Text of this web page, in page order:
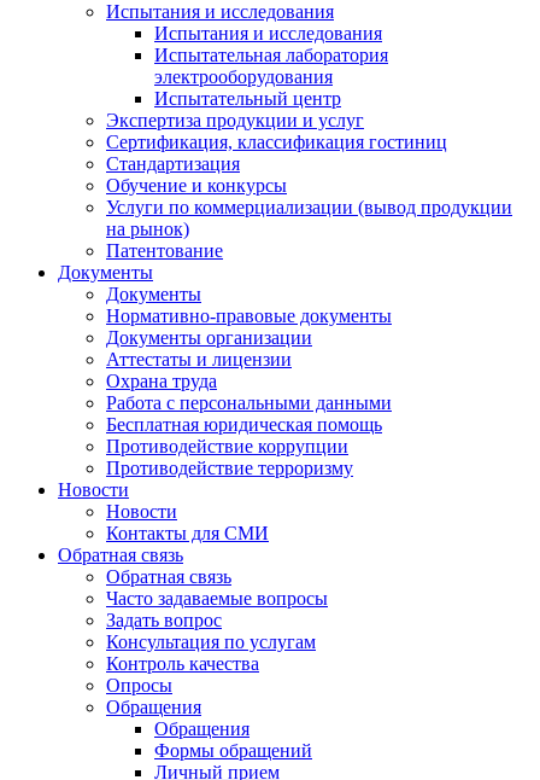
Испытания и исследования
Испытания и исследования
Испытательная лаборатория
электрооборудования
Испытательный центр
Экспертиза продукции и услуг
Сертификация, классификация гостиниц
Стандартизация
Обучение и конкурсы
Услуги по коммерциализации (вывод продукции
на рынок)
Патентование
Документы
Документы
Нормативно-правовые документы
Документы организации
Аттестаты и лицензии
Охрана труда
Работа с персональными данными
Бесплатная юридическая помощь
Противодействие коррупции
Противодействие терроризму
Новости
Новости
Контакты для СМИ
Обратная связь
Обратная связь
Часто задаваемые вопросы
Задать вопрос
Консультация по услугам
Контроль качества
Опросы
Обращения
Обращения
Формы обращений
Личный прием